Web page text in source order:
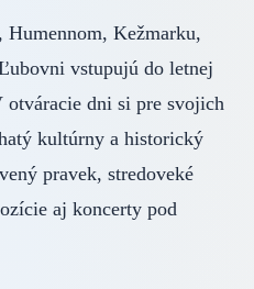
Humennom, Kežmarku,
vstupujú do letnej
dni si pre svojich
kultúrny a historický
pravek, stredoveké
aj koncerty pod